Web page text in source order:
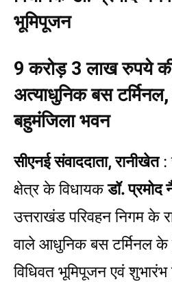
भूमिपूजन
9 करोड़ 3 लाख रुपये
अत्याधुनिक बस टर्मिनल,
बहुमंजिला भवन
सीएनई संवाददाता, रानीखेत:
क्षेत्र के विधायकडॉ. प्रमोद
उत्तराखंड परिवहन निगम के
वाले आधुनिक बस टर्मिनल के
विधिवत भूमिपूजन एवं